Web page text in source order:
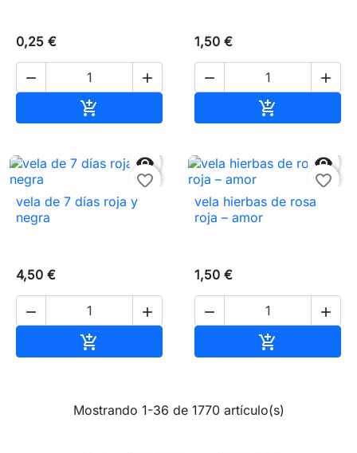
0,25 €
 

1,50 €
 


favorite_border
vela de 7 días roja y
negra
4,50 €
 


favorite_border
vela hierbas de rosa
roja – amor
1,50 €
 

Mostrando 1-36 de 1770 artículo(s)